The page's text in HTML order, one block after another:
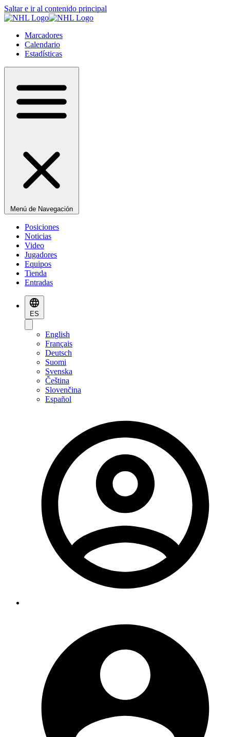
Saltar e ir al contenido principal
Marcadores
Calendario
Estadísticas
Menú de Navegación
Posiciones
Noticias
Video
Jugadores
Equipos
Tienda
Entradas
ES
English
Français
Deutsch
Suomi
Svenska
Čeština
Slovenčina
Español